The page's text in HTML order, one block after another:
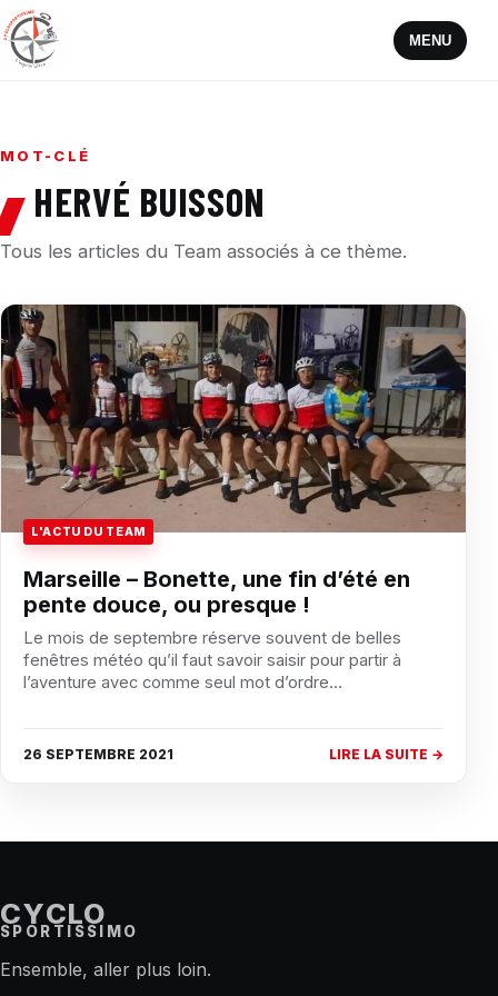
MENU
MOT-CLÉ
HERVÉ BUISSON
Tous les articles du Team associés à ce thème.
L'ACTU DU TEAM
Marseille – Bonette, une fin d’été en
pente douce, ou presque !
Le mois de septembre réserve souvent de belles
fenêtres météo qu’il faut savoir saisir pour partir à
l’aventure avec comme seul mot d’ordre…
26 SEPTEMBRE 2021 LIRE LA SUITE →
CYCLO
SPORTISSIMO
Ensemble, aller plus loin.